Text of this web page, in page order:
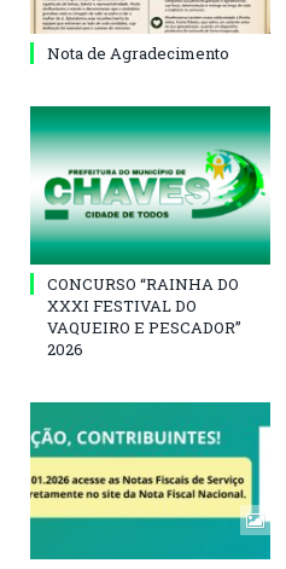
Nota de Agradecimento
CONCURSO “RAINHA DO
XXXI FESTIVAL DO
VAQUEIRO E PESCADOR”
2026